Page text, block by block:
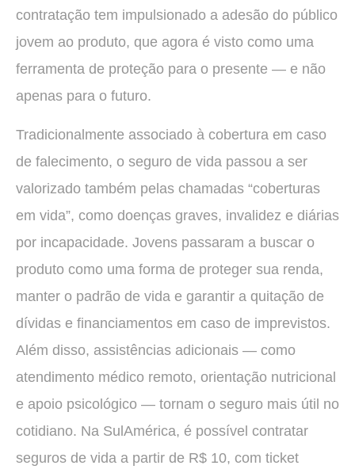
contratação tem impulsionado a adesão do público
jovem ao produto, que agora é visto como uma
ferramenta de proteção para o presente — e não
apenas para o futuro.
Tradicionalmente associado à cobertura em caso
de falecimento, o seguro de vida passou a ser
valorizado também pelas chamadas “coberturas
em vida”, como doenças graves, invalidez e diárias
por incapacidade. Jovens passaram a buscar o
produto como uma forma de proteger sua renda,
manter o padrão de vida e garantir a quitação de
dívidas e financiamentos em caso de imprevistos.
Além disso, assistências adicionais — como
atendimento médico remoto, orientação nutricional
e apoio psicológico — tornam o seguro mais útil no
cotidiano. Na SulAmérica, é possível contratar
seguros de vida a partir de R$ 10, com ticket